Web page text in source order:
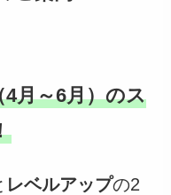
月～6月）のス
レベルアップの2